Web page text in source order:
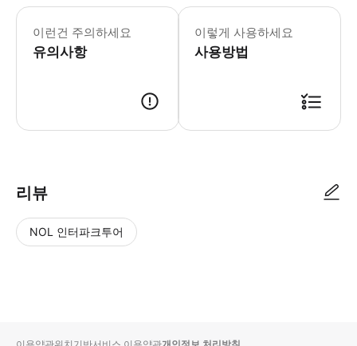
이런건 주의하세요
유의사항
* 소요시간 : 210분 (옵션에 따라 소요
이렇게 사용하세요
사용방법
리뷰
NOL 인터파크투어